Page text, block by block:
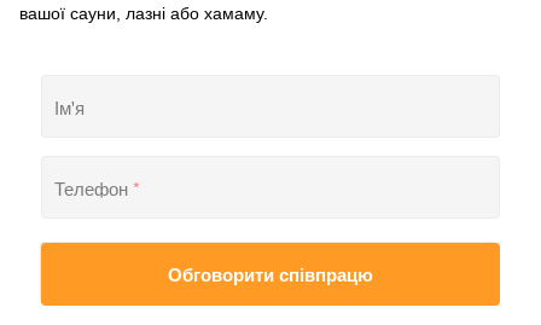
вашої сауни, лазні або хамаму.
Ім'я
Телефон*
Обговорити співпрацю